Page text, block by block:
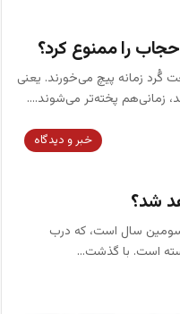
را ممنوع کرد؟
زمانه پیچ می‌خورند. یعنی
زمانی‌هم پخته‌تر می‌شوند.…
خبر و دیدگاه
شد؟
سال است، که درب
است. با گذشت…